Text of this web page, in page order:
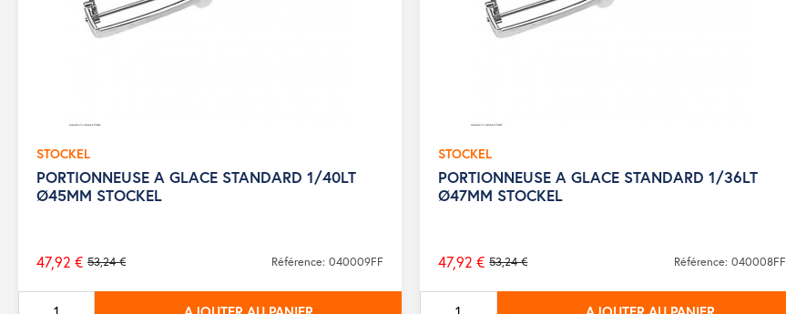
STOCKEL
PORTIONNEUSE A GLACE STANDARD 1/40LT
Ø45MM STOCKEL
Prix
de
53,24 €
47,92 € Référence: 040009FF
STOCKEL
PORTIONNEUSE A GLACE STANDARD 1/36LT
Ø47MM STOCKEL
Prix
de
53,24 €
47,92 € Référence: 040008FF